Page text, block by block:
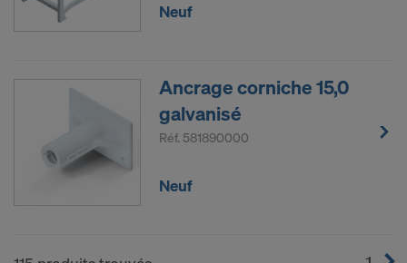
Neuf
Ancrage corniche 15,0
galvanisé
Réf. 581890000
Neuf